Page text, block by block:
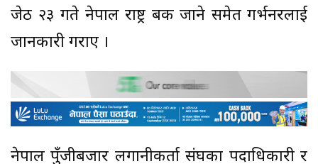
जेठ २३ गते नेपाल राष्ट्र बैंक जाने समेत गर्भनरलाई
जानकारी गराए ।
नेपाल पुँजीबजार लगानीकर्ता संघका पदाधिकारी र